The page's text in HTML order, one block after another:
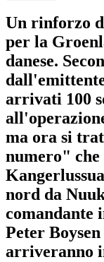
Un rinforzo
per la
danese.
arrivati 100
ma ora si
numero"
nord da
comandante
Peter
arriveranno